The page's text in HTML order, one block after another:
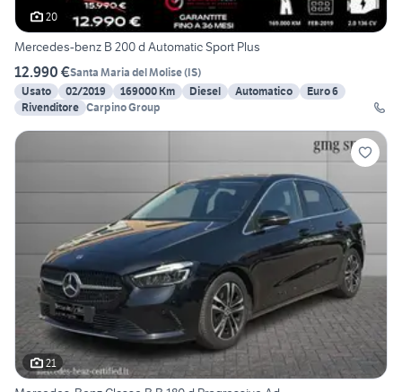
20
Mercedes-benz B 200 d Automatic Sport Plus
12.990 €Santa Maria del Molise(IS)
Usato
02/2019 169000 Km Diesel Automatico
Euro 6
Rivenditore Carpino Group
21